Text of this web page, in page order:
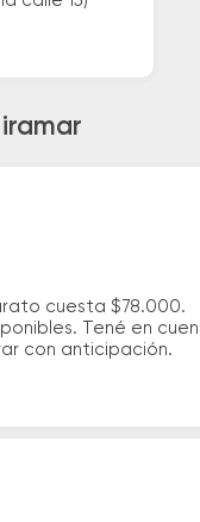
cuesta $78.000.
Tené en
con anticipación.